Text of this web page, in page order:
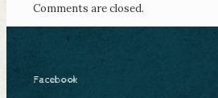
Comments are closed.
Facebook